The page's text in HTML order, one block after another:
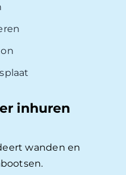
inhuren
wanden en